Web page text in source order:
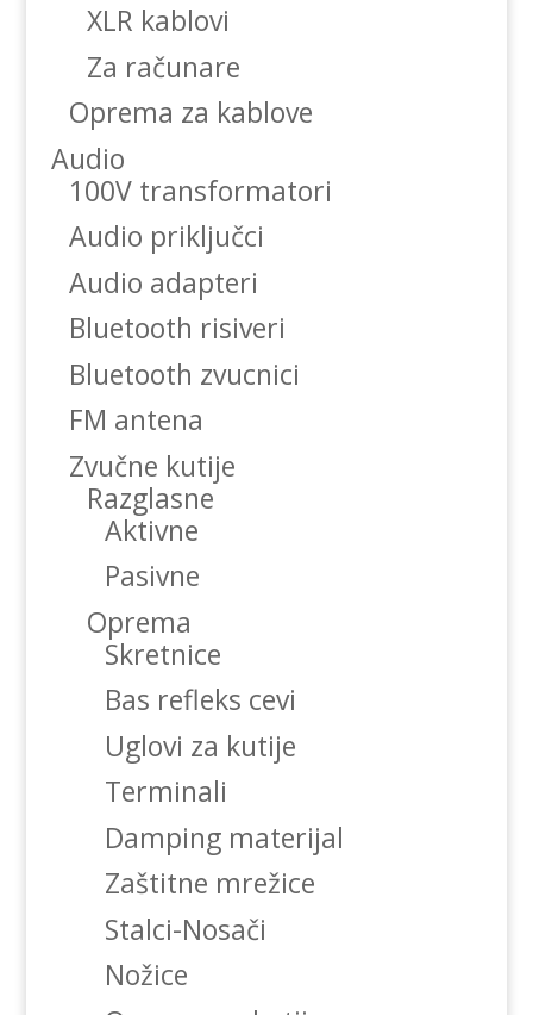
XLR kablovi
Za računare
Oprema za kablove
Audio
100V transformatori
Audio priključci
Audio adapteri
Bluetooth risiveri
Bluetooth zvucnici
FM antena
Zvučne kutije
Razglasne
Aktivne
Pasivne
Oprema
Skretnice
Bas refleks cevi
Uglovi za kutije
Terminali
Damping materijal
Zaštitne mrežice
Stalci-Nosači
Nožice